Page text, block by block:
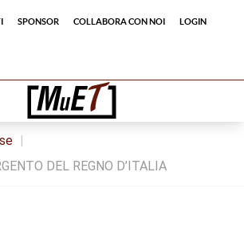
Sponsor Collabora con noi Login
|
DEL REGNO D’ITALIA